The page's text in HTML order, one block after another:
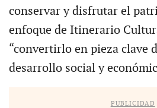
conservar y disfrutar el
enfoque de Itinerario
“convertirlo en pieza clave
desarrollo social y
PUBLICIDAD